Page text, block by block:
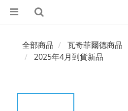
全部商品
瓦奇菲爾德商品
2025年4月到貨新品